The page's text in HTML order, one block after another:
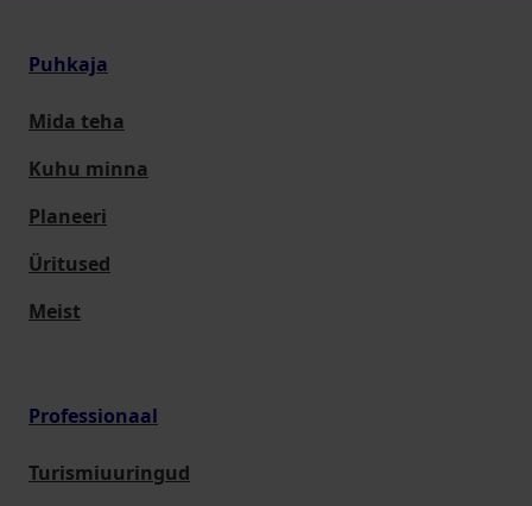
Puhkaja
Mida teha
Kuhu minna
Planeeri
Üritused
Meist
Professionaal
Turismiuuringud